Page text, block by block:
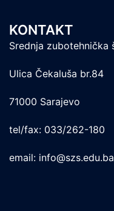
KONTAKT
Srednja zubotehnička
Ulica Čekaluša br.84
71000 Sarajevo
tel/fax: 033/262-180
email: info@szs.edu.ba